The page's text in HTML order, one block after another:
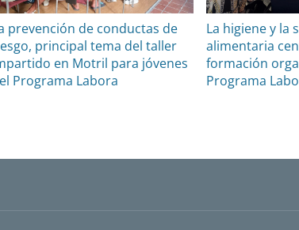
prevención de conductas de
principal tema del taller
en Motril para jóvenes
Programa Labora
La higiene y la
alimentaria
formación
Programa